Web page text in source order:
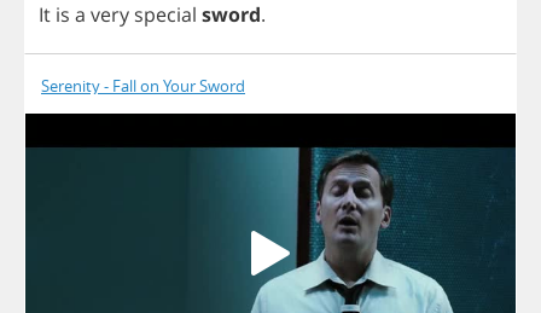
It is a very special sword.
Serenity - Fall on Your Sword